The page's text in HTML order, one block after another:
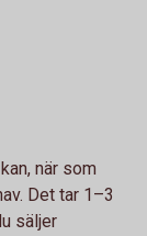
när som
Det tar 1–3
säljer